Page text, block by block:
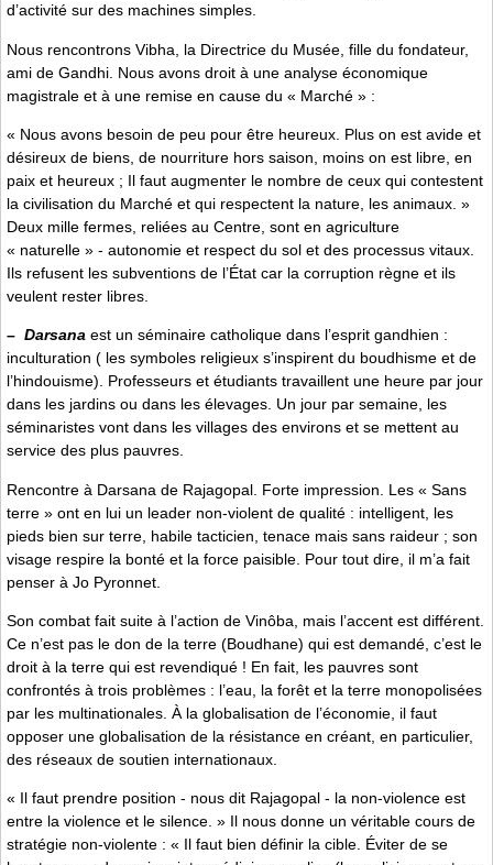
d’activité sur des machines simples.
Nous rencontrons Vibha, la Directrice du Musée, fille du fondateur,
ami de Gandhi. Nous avons droit à une analyse économique
magistrale et à une remise en cause du « Marché » :
« Nous avons besoin de peu pour être heureux. Plus on est avide et
désireux de biens, de nourriture hors saison, moins on est libre, en
paix et heureux ; Il faut augmenter le nombre de ceux qui contestent
la civilisation du Marché et qui respectent la nature, les animaux. »
Deux mille fermes, reliées au Centre, sont en agriculture
« naturelle » - autonomie et respect du sol et des processus vitaux.
Ils refusent les subventions de l’État car la corruption règne et ils
veulent rester libres.
– Darsana est un séminaire catholique dans l’esprit gandhien :
inculturation ( les symboles religieux s’inspirent du boudhisme et de
l’hindouisme). Professeurs et étudiants travaillent une heure par jour
dans les jardins ou dans les élevages. Un jour par semaine, les
séminaristes vont dans les villages des environs et se mettent au
service des plus pauvres.
Rencontre à Darsana de Rajagopal. Forte impression. Les « Sans
terre » ont en lui un leader non-violent de qualité : intelligent, les
pieds bien sur terre, habile tacticien, tenace mais sans raideur ; son
visage respire la bonté et la force paisible. Pour tout dire, il m’a fait
penser à Jo Pyronnet.
Son combat fait suite à l’action de Vinôba, mais l’accent est différent.
Ce n’est pas le don de la terre (Boudhane) qui est demandé, c’est le
droit à la terre qui est revendiqué ! En fait, les pauvres sont
confrontés à trois problèmes : l’eau, la forêt et la terre monopolisées
par les multinationales. À la globalisation de l’économie, il faut
opposer une globalisation de la résistance en créant, en particulier,
des réseaux de soutien internationaux.
« Il faut prendre position - nous dit Rajagopal - la non-violence est
entre la violence et le silence. » Il nous donne un véritable cours de
stratégie non-violente : « Il faut bien définir la cible. Éviter de se